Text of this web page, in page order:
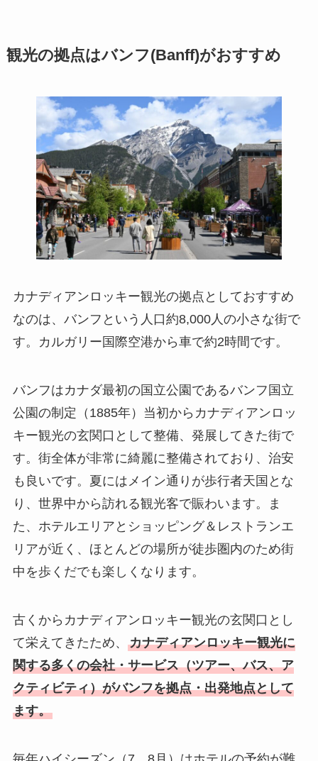
観光の拠点はバンフ(Banff)がおすすめ
カナディアンロッキー観光の拠点としておすすめ
なのは、バンフという人口約8,000人の小さな街で
す。カルガリー国際空港から車で約2時間です。
バンフはカナダ最初の国立公園であるバンフ国立
公園の制定（1885年）当初からカナディアンロッ
キー観光の玄関口として整備、発展してきた街で
す。街全体が非常に綺麗に整備されており、治安
も良いです。夏にはメイン通りが歩行者天国とな
り、世界中から訪れる観光客で賑わいます。ま
た、ホテルエリアとショッピング＆レストランエ
リアが近く、ほとんどの場所が徒歩圏内のため街
中を歩くだでも楽しくなります。
古くからカナディアンロッキー観光の玄関口とし
て栄えてきたため、 カナディアンロッキー観光に
関する多くの会社・サービス（ツアー、バス、ア
クティビティ）がバンフを拠点・出発地点として
ます。